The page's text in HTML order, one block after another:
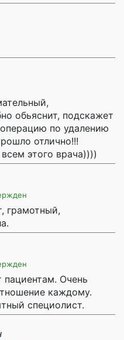
обьяснит, подскажет
по удалению
отлично!!!
этого врача))))
грамотный,
пациентам. Очень
каждому.
специолист.